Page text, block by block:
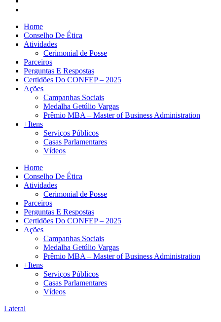
Home
Conselho De Ética
Atividades
Cerimonial de Posse
Parceiros
Perguntas E Respostas
Certidões Do CONFEP – 2025
Ações
Campanhas Sociais
Medalha Getúlio Vargas
Prêmio MBA – Master of Business Administration
+Itens
Serviços Públicos
Casas Parlamentares
Vídeos
Home
Conselho De Ética
Atividades
Cerimonial de Posse
Parceiros
Perguntas E Respostas
Certidões Do CONFEP – 2025
Ações
Campanhas Sociais
Medalha Getúlio Vargas
Prêmio MBA – Master of Business Administration
+Itens
Serviços Públicos
Casas Parlamentares
Vídeos
Lateral